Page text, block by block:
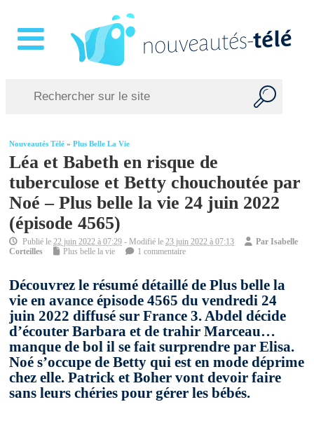
Nouveautés Télé »Plus Belle La Vie
Léa et Babeth en risque de
tuberculose et Betty chouchoutée par
Noé – Plus belle la vie 24 juin 2022
(épisode 4565)
Publié le22 juin 2022 à 07:29 - Modifié le23 juin 2022 à 07:13 ParIsabelle
Corteilles
Plus belle la vie 1 commentaire
Découvrez le résumé détaillé de Plus belle la
vie en avance épisode 4565 du vendredi 24
juin 2022 diffusé sur France 3. Abdel décide
d’écouter Barbara et de trahir Marceau…
manque de bol il se fait surprendre par Elisa.
Noé s’occupe de Betty qui est en mode déprime
chez elle. Patrick et Boher vont devoir faire
sans leurs chéries pour gérer les bébés.